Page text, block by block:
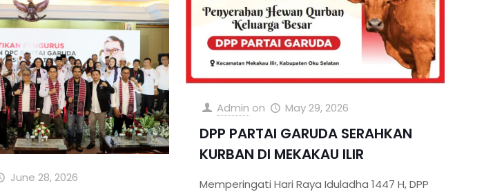
June 28, 2026
Admin on May 29, 2026
DPP PARTAI GARUDA SERAHKAN
KURBAN DI MEKAKAU ILIR
Memperingati Hari Raya Iduladha 1447 H, DPP